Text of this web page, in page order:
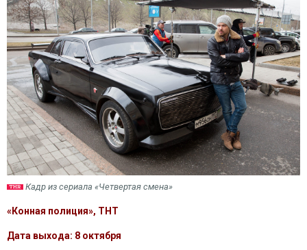
Кадр из сериала «Четвертая смена»
«Конная полиция», ТНТ
Дата выхода: 8 октября